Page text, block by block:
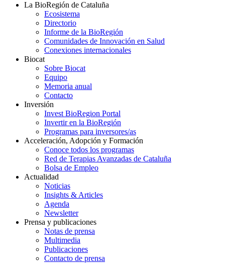
La BioRegión de Cataluña
Ecosistema
Directorio
Informe de la BioRegión
Comunidades de Innovación en Salud
Conexiones internacionales
Biocat
Sobre Biocat
Equipo
Memoria anual
Contacto
Inversión
Invest BioRegion Portal
Invertir en la BioRegión
Programas para inversores/as
Acceleración, Adopción y Formación
Conoce todos los programas
Red de Terapias Avanzadas de Cataluña
Bolsa de Empleo
Actualidad
Noticias
Insights & Articles
Agenda
Newsletter
Prensa y publicaciones
Notas de prensa
Multimedia
Publicaciones
Contacto de prensa